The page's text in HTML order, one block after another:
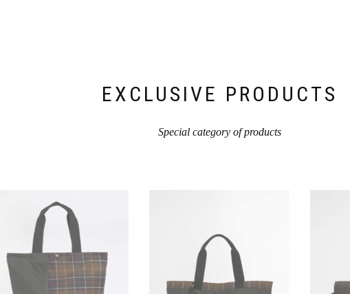
EXCLUSIVE PRODUCTS
Special category of products